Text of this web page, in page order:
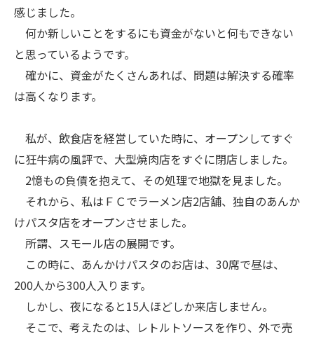
感じました。
何か新しいことをするにも資金がないと何もできない
と思っているようです。
確かに、資金がたくさんあれば、問題は解決する確率
は高くなります。
私が、飲食店を経営していた時に、オープンしてすぐ
に狂牛病の風評で、大型焼肉店をすぐに閉店しました。
2憶もの負債を抱えて、その処理で地獄を見ました。
それから、私はＦＣでラーメン店2店舗、独自のあんか
けパスタ店をオープンさせました。
所謂、スモール店の展開です。
この時に、あんかけパスタのお店は、30席で昼は、
200人から300人入ります。
しかし、夜になると15人ほどしか来店しません。
そこで、考えたのは、レトルトソースを作り、外で売